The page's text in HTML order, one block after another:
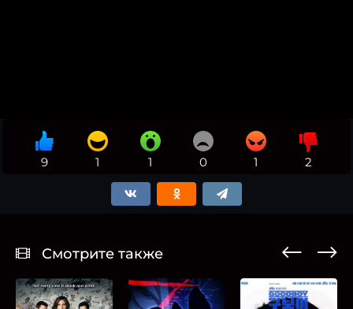
9 1 1 0 1 2
Смотрите также